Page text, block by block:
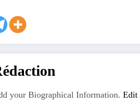
your Biographical Information. Edit